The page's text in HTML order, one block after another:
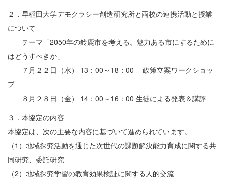
２．早稲田大学デモクラシー創造研究所と両校の連携活動と授業
について
テーマ「2050年の鈴鹿市を考える。魅力ある市にするために
はどうすべきか」
７月２２日（水） 13：00～18：00 政策立案ワークショッ
プ
８月２８日（金） 14：00～16：00 生徒による発表＆講評
３．本協定の内容
本協定は、次の主要な内容に基づいて進められています。
（1）地域探究活動を通じた次世代の課題解決能力育成に関する共
同研究、委託研究
（2）地域探究学習の教育効果検証に関する人的交流